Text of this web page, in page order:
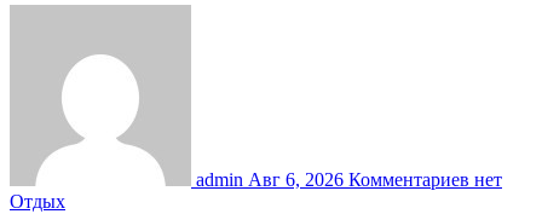
admin Авг 6, 2026 Комментариев нет
Отдых